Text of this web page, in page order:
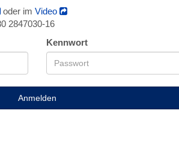
oder im Video
2847030-16
Kennwort
Anmelden